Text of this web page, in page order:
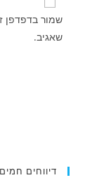
שמור בדפדפן
שאגיב.
דיווחים